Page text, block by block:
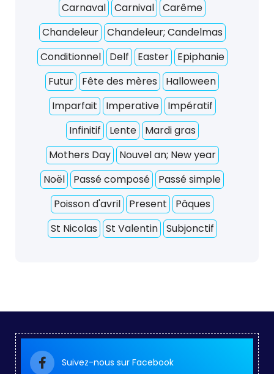
Carnaval
Carnival
Carême
Chandeleur
Chandeleur; Candelmas
Conditionnel
Delf Easter
Epiphanie
Futur
Fête des mères
Halloween
Imparfait
Imperative
Impératif
Infinitif
Lente
Mardi gras
Mothers Day
Nouvel an; New year
Noël
Passé composé
Passé simple
Poisson d'avril
Present
Pâques
St Nicolas
St Valentin Subjonctif
Suivez-nous sur Facebook